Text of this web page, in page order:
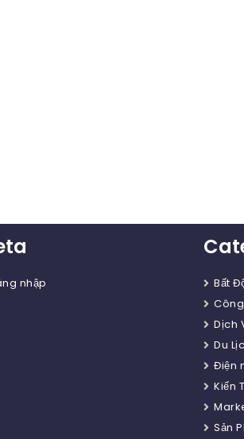
nhập
Bất
Dịch
Du
Điện
Kiến
Sản